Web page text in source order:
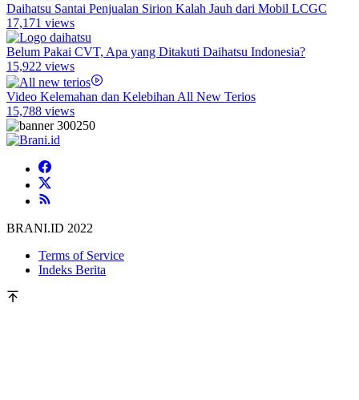
Daihatsu Santai Penjualan Sirion Kalah Jauh dari Mobil LCGC
17,171 views
Belum Pakai CVT, Apa yang Ditakuti Daihatsu Indonesia?
15,922 views
Video Kelemahan dan Kelebihan All New Terios
15,788 views
BRANI.ID 2022
Terms of Service
Indeks Berita